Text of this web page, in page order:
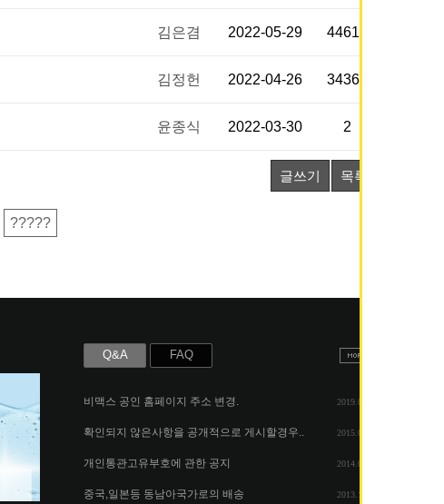
김은겸 2022-05-29 44612
김정헌 2022-04-26 34365
윤종식 2022-03-30 2
글쓰기 목록
?????
Q&A FAQ
비맥스 공인 홈페이지 주소 변경. 2019.05.07
확인되지 않은사항을 공개적으로 게시할경우.. 2015.06.25
개인통관고유부호에 관한 공지 2014.08.06
중국,일본등 동남아국가로의 배송 2013.11.26